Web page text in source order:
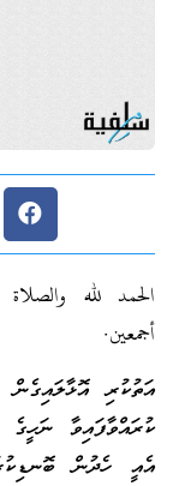
الحمد لله
أجمعين.
އަތުކުރި އޮޅާލައިގެން
ކުރައްވާފައިވާ
އެއީ ހެދުން